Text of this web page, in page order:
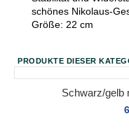
schönes Nikolaus-
Größe: 22 cm
PRODUKTE DIESER
Schwarz/gelb